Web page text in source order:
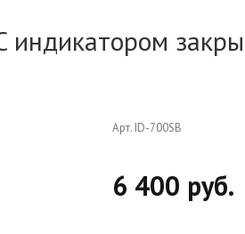
индикатором
Арт. ID-700SB
6 400 руб.